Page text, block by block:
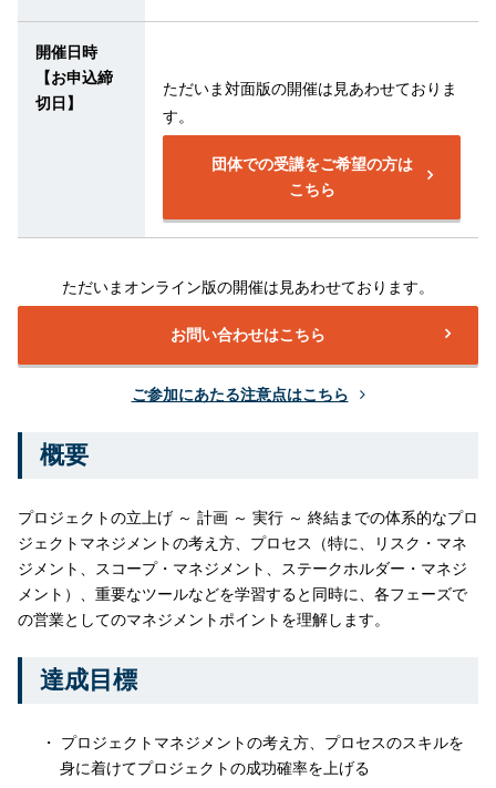
開催日時
【お申込締
切日】
ただいま対面版の開催は見あわせておりま
す。
団体での受講をご希望の方は
こちら
ただいまオンライン版の開催は見あわせております。
お問い合わせはこちら
ご参加にあたる注意点はこちら
概要
プロジェクトの立上げ ～ 計画 ～ 実行 ～ 終結までの体系的なプロ
ジェクトマネジメントの考え方、プロセス（特に、リスク・マネ
ジメント、スコープ・マネジメント、ステークホルダー・マネジ
メント）、重要なツールなどを学習すると同時に、各フェーズで
の営業としてのマネジメントポイントを理解します。
達成目標
プロジェクトマネジメントの考え方、プロセスのスキルを
身に着けてプロジェクトの成功確率を上げる